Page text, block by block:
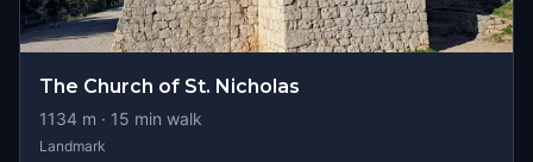
The Church of St. Nicholas
1134 m · 15 min walk
Landmark